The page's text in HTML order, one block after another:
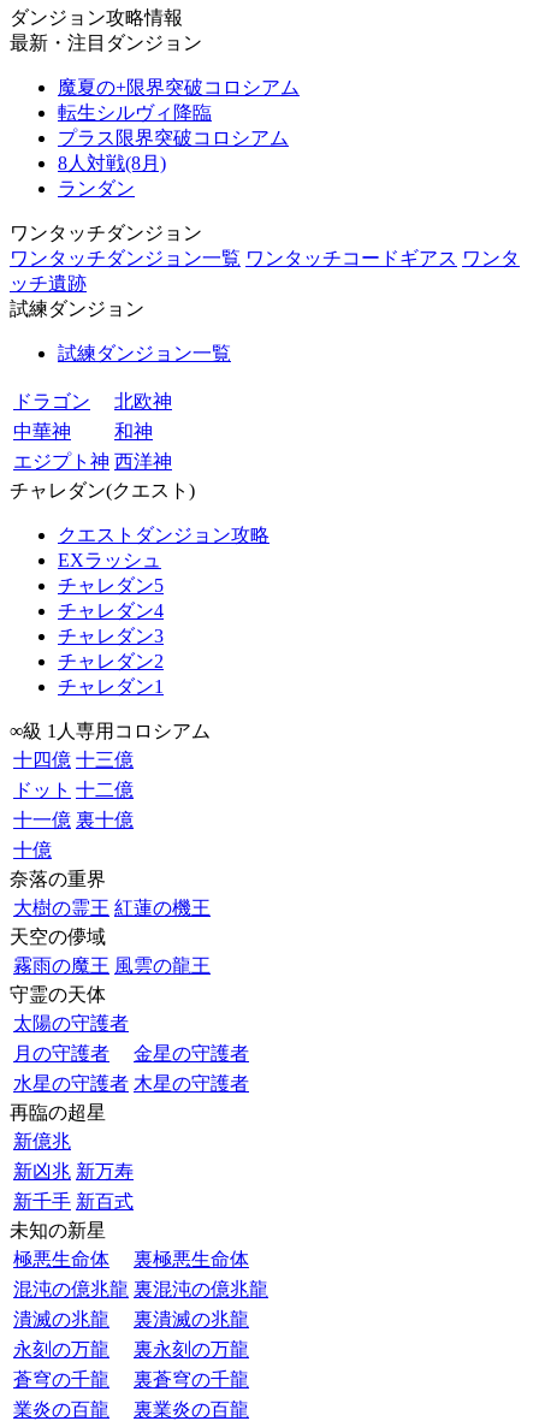
ダンジョン攻略情報
最新・注目ダンジョン
魔夏の+限界突破コロシアム
転生シルヴィ降臨
プラス限界突破コロシアム
8人対戦(8月)
ランダン
ワンタッチダンジョン
ワンタッチダンジョン一覧 ワンタッチコードギアス ワンタ
ッチ遺跡
試練ダンジョン
試練ダンジョン一覧
ドラゴン
北欧神
中華神
和神
エジプト神 西洋神
チャレダン(クエスト)
クエストダンジョン攻略
EXラッシュ
チャレダン5
チャレダン4
チャレダン3
チャレダン2
チャレダン1
∞級 1人専用コロシアム
十四億 十三億
ドット 十二億
十一億 裏十億
十億
奈落の重界
大樹の霊王 紅蓮の機王
天空の儚域
霧雨の魔王 風雲の龍王
守霊の天体
太陽の守護者
月の守護者
金星の守護者
水星の守護者 木星の守護者
再臨の超星
新億兆
新凶兆 新万寿
新千手 新百式
未知の新星
極悪生命体
裏極悪生命体
混沌の億兆龍 裏混沌の億兆龍
潰滅の兆龍
裏潰滅の兆龍
永刻の万龍
裏永刻の万龍
蒼穹の千龍
裏蒼穹の千龍
業炎の百龍
裏業炎の百龍